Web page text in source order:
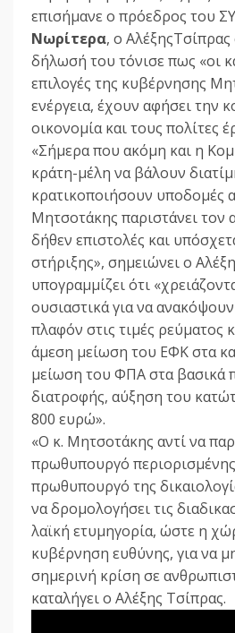
επισήμανε ο πρόεδρος του
Νωρίτερα, ο
δήλωσή του τόνισε πως «οι
επιλογές της κυβέρνησης
ενέργεια, έχουν αφήσει την
οικονομία και τους πολίτες
«Σήμερα που ακόμη και η
κράτη-μέλη να βάλουν
κρατικοποιήσουν υποδομές
Μητσοτάκης παριστάνει τον
δήθεν επιστολές και
στήριξης», σημειώνει ο
υπογραμμίζει ότι
ουσιαστικά για να
πλαφόν στις τιμές ρεύματος
άμεση μείωση του ΕΦΚ στα
μείωση του ΦΠΑ στα βασικά
διατροφής, αύξηση του
800 ευρώ».
«Ο κ. Μητσοτάκης αντί να
πρωθυπουργό
πρωθυπουργό της
να δρομολογήσει τις
λαϊκή ετυμηγορία, ώστε η
κυβέρνηση ευθύνης, για να
σημερινή κρίση σε
καταλήγει ο Αλέξης Τσίπρας.